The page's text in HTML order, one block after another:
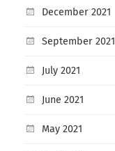
December 2021
September 2021
July 2021
June 2021
May 2021